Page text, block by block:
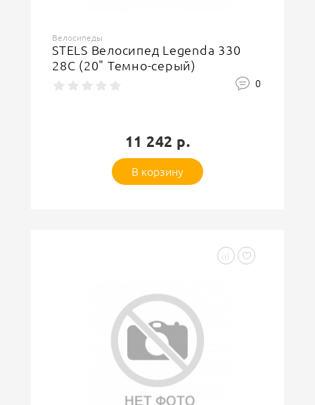
Велосипеды
STELS Велосипед Legenda 330
28C (20" Темно-серый)
0
11 242 р.
В корзину